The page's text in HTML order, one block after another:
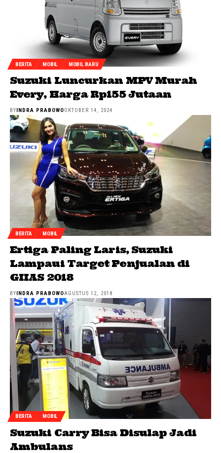
BERITA MOBIL MOBIL BARU
Suzuki Luncurkan MPV Murah
Every, Harga Rp155 Jutaan
BY INDRA PRABOWOOKTOBER 14, 2024
BERITA MOBIL
Ertiga Paling Laris, Suzuki
Lampaui Target Penjualan di
GIIAS 2018
BY INDRA PRABOWOAGUSTUS 12, 2018
BERITA MOBIL
Suzuki Carry Bisa Disulap Jadi
Ambulans